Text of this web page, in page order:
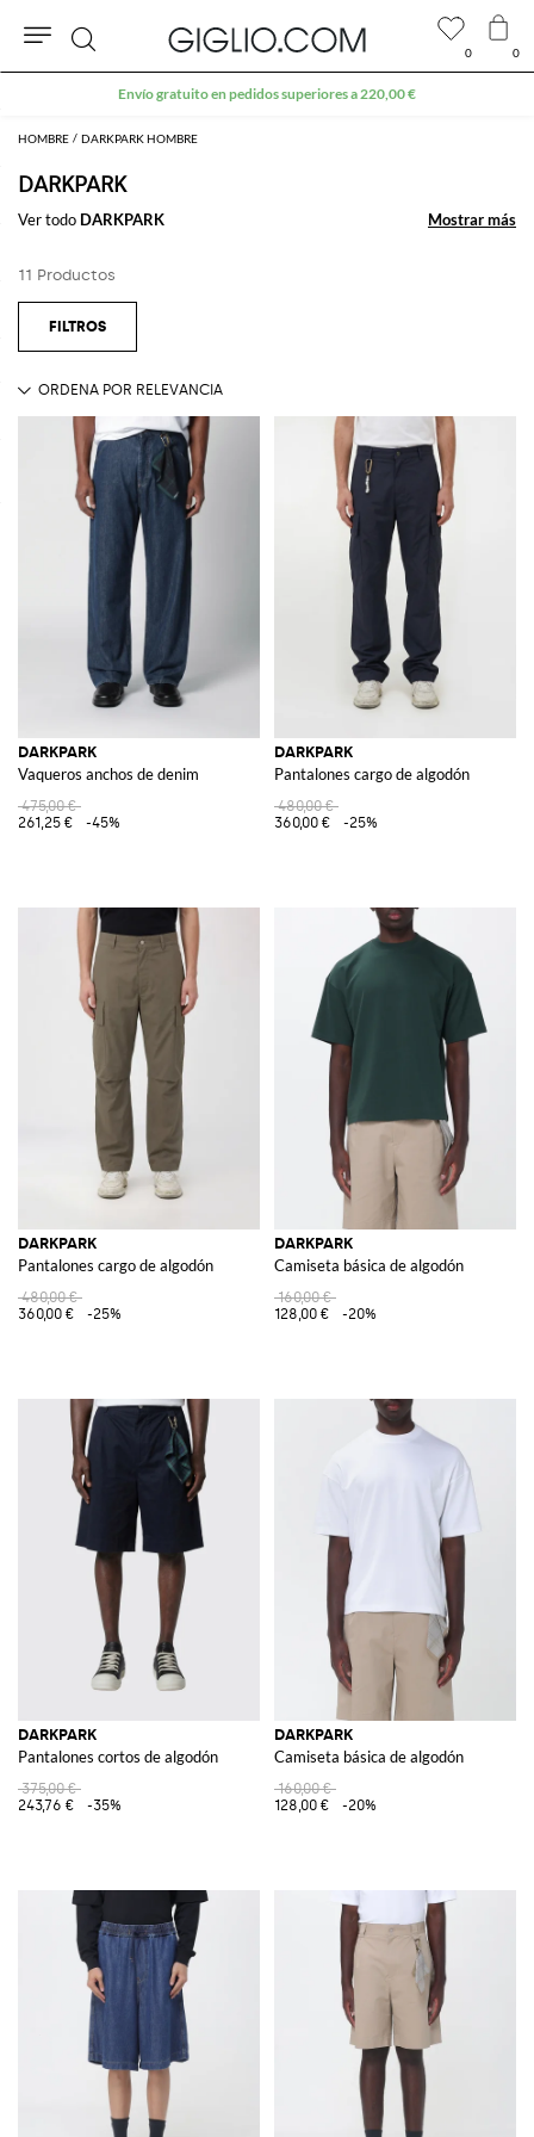
HOMBRE DARKPARK HOMBRE
DARKPARK
Ver todo DARKPARK Mostrar más
Mostrar más
11 Productos
DARKPARK
Vaqueros anchos de denim
475,00 €
261,25 €
-45%
DARKPARK
Pantalones cargo de algodón
480,00 €
360,00 €
-25%
DARKPARK
Pantalones cargo de algodón
480,00 €
360,00 €
-25%
DARKPARK
Camiseta básica de algodón
160,00 €
128,00 €
-20%
DARKPARK
Pantalones cortos de algodón
375,00 €
243,76 €
-35%
DARKPARK
Camiseta básica de algodón
160,00 €
128,00 €
-20%
0 0
Buscar